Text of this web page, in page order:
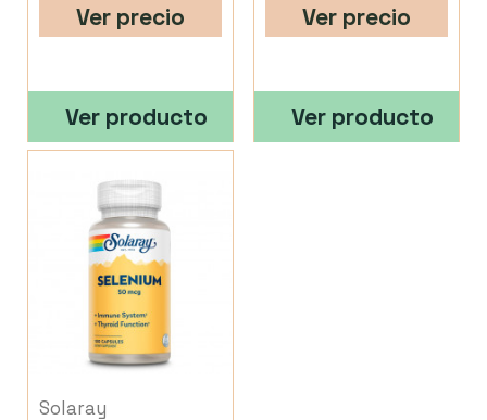
Ver precio
Ver producto
Ver precio
Ver producto
Solaray